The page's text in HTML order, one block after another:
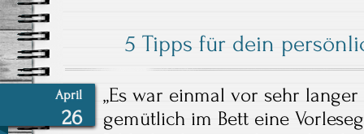
5 Tipps für dein
April
26
„Es war einmal vor sehr
gemütlich im Bett eine